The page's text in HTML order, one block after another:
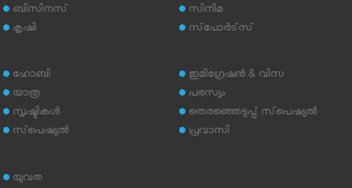
ബിസിനസ്
കൃഷി
സിനിമ
സ്‌പോര്‍ട്‌സ്
ഹോബി
യാത്ര
സൃഷ്ടികള്‍
സ്‌പെഷ്യല്‍
ഇമിഗ്രേഷന്‍ & വിസ
പരസ്യം
തെരഞ്ഞെടുപ്പ് സ്‌പെഷ്യല്‍
പ്രവാസി
യുവത